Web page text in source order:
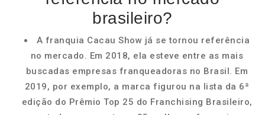
brasileiro?
A franquia Cacau Show já se tornou referência
no mercado. Em 2018, ela esteve entre as mais
buscadas empresas franqueadoras no Brasil. Em
2019, por exemplo, a marca figurou na lista da 6ª
edição do Prêmio Top 25 do Franchising Brasileiro,